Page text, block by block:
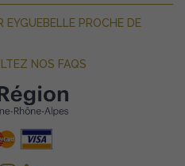
PROCHE DE
NOS FAQS